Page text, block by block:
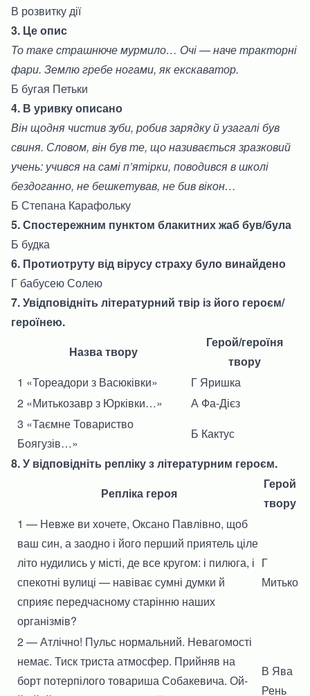
В розвитку дії
3. Це опис
То таке страшнюче мурмило… Очі — наче тракторні
фари. Землю гребе ногами, як екскаватор.
Б бугая Петьки
4. В уривку описано
Він щодня чистив зуби, робив зарядку й узагалі був
свиня. Словом, він був те, що називається зразковий
учень: учився на самі п’ятірки, поводився в школі
бездоганно, не бешкетував, не бив вікон…
Б Степана Карафольку
5. Спостережним пунктом блакитних жаб був/була
Б будка
6. Протиотруту від вірусу страху було винайдено
Г бабусею Солею
7. Увідповідніть літературний твір із його героєм/
героїнею.
Назва твору
Герой/героїня
твору
1 «Тореадори з Васюківки»
Г Яришка
2 «Митькозавр з Юрківки…»
А Фа-Дієз
3 «Таємне Товариство
Боягузів…»
Б Кактус
8. У відповідніть репліку з літературним героєм.
Репліка героя
Герой
твору
1 — Невже ви хочете, Оксано Павлівно, щоб
ваш син, а заодно і його перший приятель ціле
літо нудились у місті, де все кругом: і пилюга, і
спекотні вулиці — навіває сумні думки й
сприяє передчасному старінню наших
організмів?
Г
Митько
2 — Атлічно! Пульс нормальний. Невагомості
немає. Тиск триста атмосфер. Прийняв на
борт потерпілого товариша Собакевича. Ой-
В Ява
Рень